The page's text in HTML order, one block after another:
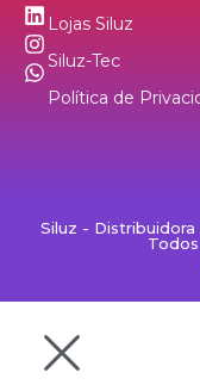
Lojas Siluz
Siluz-Tec
Política de
Siluz -